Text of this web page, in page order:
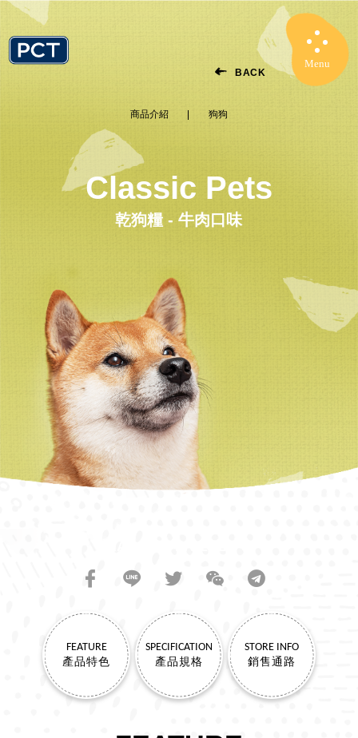
MenuClose
BACK
商品介紹 狗狗
Classic Pets
乾狗糧 - 牛肉口味
FEATURE
產品特色
SPECIFICATION
產品規格
STORE INFO
銷售通路